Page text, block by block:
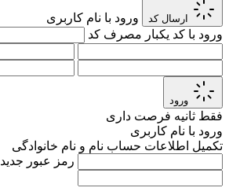
ارسال کد
ورود با نام کاربری
ورود با کد یکبار مصرف کد
ورود
فقط ثانیه فرصت داری
ورود با نام کاربری
تکمیل اطلاعات حساب نام و نام خانوادگی
رمز عبور جدید